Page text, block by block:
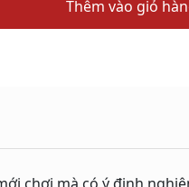
Thêm vào giỏ